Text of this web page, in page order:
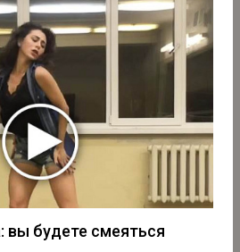
вы будете смеяться